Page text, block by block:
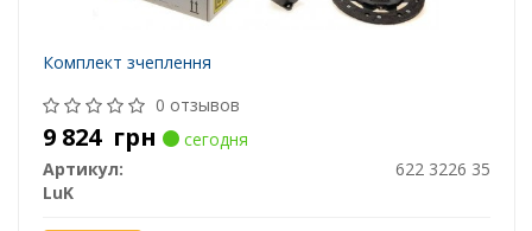
Комплект зчеплення
0 отзывов
9 824 грн
сегодня
Артикул:
622 3226 35
LuK